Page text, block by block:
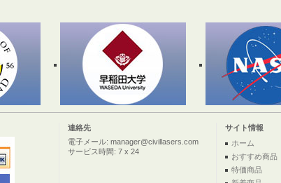
連絡先 サイト情報
電子メール: manager@civillasers.com
サービス時間: 7 x 24
ホーム
おすすめ商品
特価商品